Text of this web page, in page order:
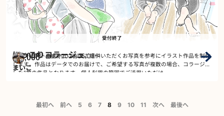
受付終了
ほっこりコラージュ
まいこ
アーティストのまいこさんがご提供いただくお写真を参考にイラスト作品を制作
します。作品はデータでのお届けで、ご希望する写真が複数の場合、コラージュ
した1枚の作品となります。個人利用の範囲でご活用いただけ…
モデル複数
￥9,000 受付2026/05/08～
最初へ 前へ 5 6 7 8 9 10 11 次へ 最後へ